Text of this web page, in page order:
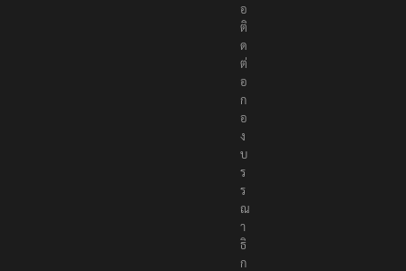
อ
ติ
ด
ต่
อ
ก
อ
ง
บ
ร
ร
ณ
า
ธิ
ก